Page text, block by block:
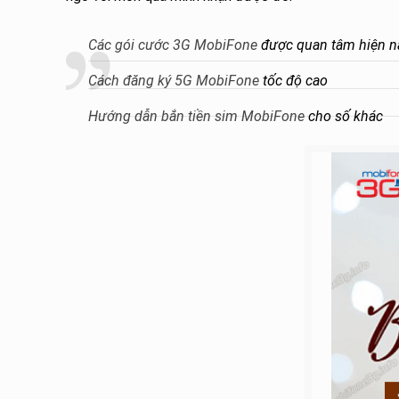
Các gói cước 3G MobiFone được quan tâm hiện
Cách đăng ký 5G MobiFone tốc độ cao
Hướng dẫn bắn tiền sim MobiFonecho số khác